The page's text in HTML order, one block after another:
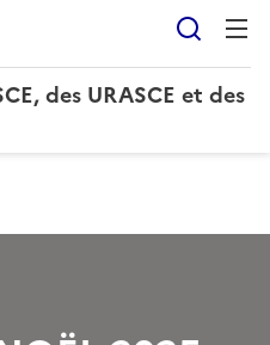
des URASCE et des